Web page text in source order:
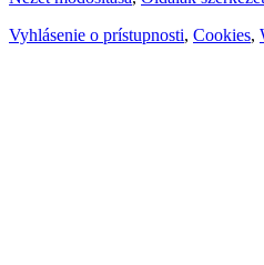
Vyhlásenie o prístupnosti, Cookies,